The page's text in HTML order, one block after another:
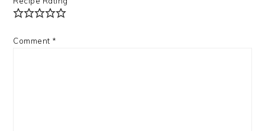
Comment *